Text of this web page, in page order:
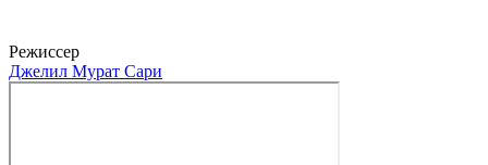
Режиссер
Джелил Мурат Сари